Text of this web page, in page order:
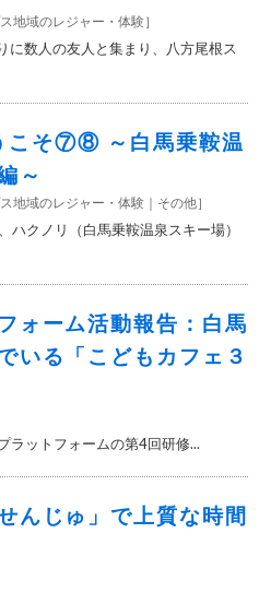
地域のレジャー・体験］
数人の友人と集まり、八方尾根ス
こそ⑦⑧ ～白馬乗鞍温
～
地域のレジャー・体験 その他］
ハクノリ（白馬乗鞍温泉スキー場）
ォーム活動報告：白馬
いる「こどもカフェ３
ラットフォームの第4回研修...
んじゅ」で上質な時間